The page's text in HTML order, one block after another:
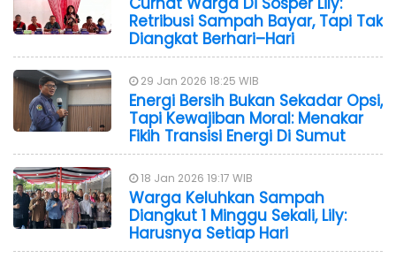
Retribusi Sampah Bayar, Tapi Tak
Diangkat Berhari–Hari
29 Jan 2026 18:25 WIB
Energi Bersih Bukan Sekadar Opsi,
Tapi Kewajiban Moral: Menakar
Fikih Transisi Energi Di Sumut
18 Jan 2026 19:17 WIB
Warga Keluhkan Sampah
Diangkut 1 Minggu Sekali, Lily:
Harusnya Setiap Hari